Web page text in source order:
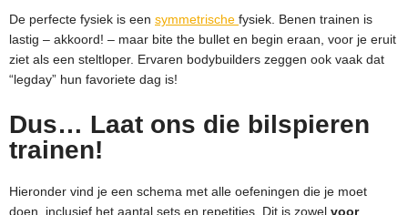
De perfecte fysiek is een symmetrische fysiek. Benen trainen is
lastig – akkoord! – maar bite the bullet en begin eraan, voor je eruit
ziet als een steltloper. Ervaren bodybuilders zeggen ook vaak dat
“legday” hun favoriete dag is!
Dus… Laat ons die bilspieren
trainen!
Hieronder vind je een schema met alle oefeningen die je moet
doen, inclusief het aantal sets en repetities. Dit is zowel voor